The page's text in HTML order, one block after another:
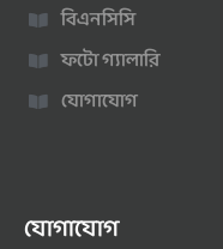
বিএনসিসি
ফটো গ্যালারি
যোগাযোগ
যোগাযোগ